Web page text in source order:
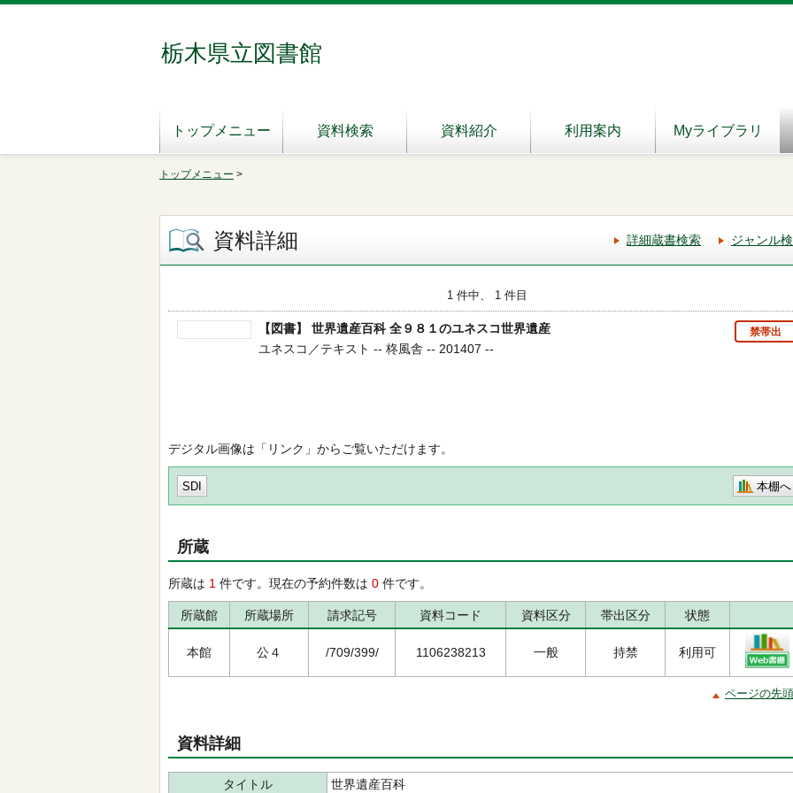
栃木県立図書館
トップメニュー 資料検索 資料紹介 利用案内 Myライブラリ
トップメニュー >
資料詳細 詳細蔵書検索 ジャンル
1 件中、 1 件目
【図書】 世界遺産百科 全９８１のユネスコ世界遺産 禁帯出
ユネスコ／テキスト -- 柊風舎 -- 201407 --
デジタル画像は「リンク」からご覧いただけます。
SDI 本棚へ
所蔵
所蔵は 1 件です。現在の予約件数は 0 件です。
所蔵館 所蔵場所 請求記号 資料コード 資料区分 帯出区分 状態
本館 公４ /709/399/ 1106238213 一般 持禁 利用可
ページの先
資料詳細
タイトル 世界遺産百科